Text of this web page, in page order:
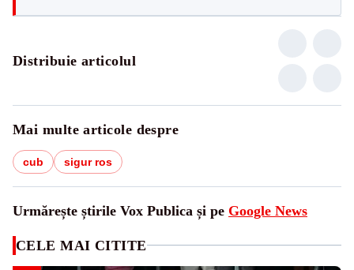
Distribuie articolul
Mai multe articole despre
cub sigur ros
Urmărește știrile Vox Publica și pe Google News
CELE MAI CITITE